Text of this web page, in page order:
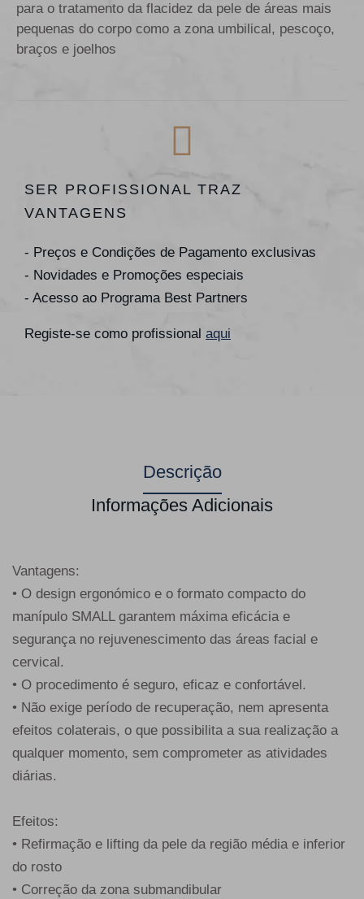
para o tratamento da flacidez da pele de áreas mais
pequenas do corpo como a zona umbilical, pescoço,
braços e joelhos
SER PROFISSIONAL TRAZ
VANTAGENS
- Preços e Condições de Pagamento exclusivas
- Novidades e Promoções especiais
- Acesso ao Programa Best Partners
Registe-se como profissional aqui
Descrição
Informações Adicionais
Vantagens:
• O design ergonómico e o formato compacto do
manípulo SMALL garantem máxima eficácia e
segurança no rejuvenescimento das áreas facial e
cervical.
• O procedimento é seguro, eficaz e confortável.
• Não exige período de recuperação, nem apresenta
efeitos colaterais, o que possibilita a sua realização a
qualquer momento, sem comprometer as atividades
diárias.
Efeitos:
• Refirmação e lifting da pele da região média e inferior
do rosto
• Correção da zona submandibular